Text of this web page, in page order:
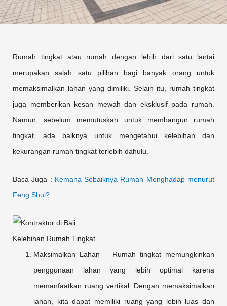
Rumah tingkat atau rumah dengan lebih dari satu lantai
merupakan salah satu pilihan bagi banyak orang untuk
memaksimalkan lahan yang dimiliki. Selain itu, rumah tingkat
juga memberikan kesan mewah dan eksklusif pada rumah.
Namun, sebelum memutuskan untuk membangun rumah
tingkat, ada baiknya untuk mengetahui kelebihan dan
kekurangan rumah tingkat terlebih dahulu.
Baca Juga : Kemana Sebaiknya Rumah Menghadap menurut
Feng Shui?
Kelebihan Rumah Tingkat
Maksimalkan Lahan – Rumah tingkat memungkinkan
penggunaan lahan yang lebih optimal karena
memanfaatkan ruang vertikal. Dengan memaksimalkan
lahan, kita dapat memiliki ruang yang lebih luas dan